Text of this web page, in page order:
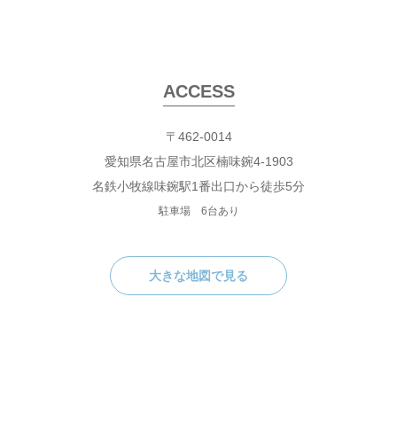
ACCESS
〒462-0014
愛知県名古屋市北区楠味鋺4-1903
名鉄小牧線味鋺駅1番出口から徒歩5分
駐車場 6台あり
大きな地図で見る